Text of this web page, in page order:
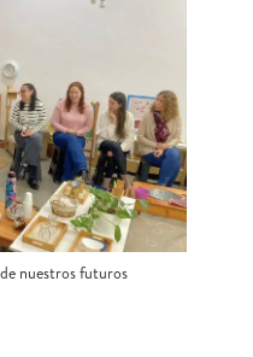
nuestros futuros